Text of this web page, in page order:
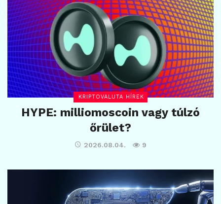
KRIPTOVALUTA HÍREK
HYPE: milliomoscoin vagy túlzó
őrület?
2026.08.04. 9